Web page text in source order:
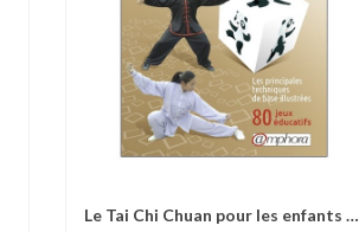
Comparer Liste d'envies
Le Tai Chi Chuan pour les enfants et